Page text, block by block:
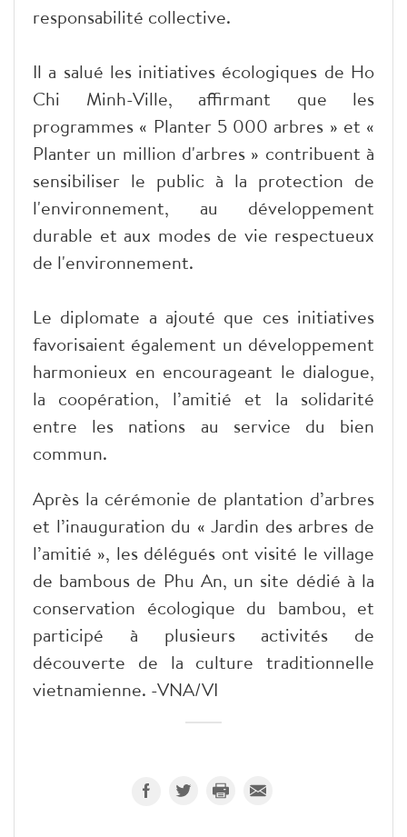
responsabilité collective.
Il a salué les initiatives écologiques de Ho
Chi Minh-Ville, affirmant que les
programmes « Planter 5 000 arbres » et «
Planter un million d'arbres » contribuent à
sensibiliser le public à la protection de
l'environnement, au développement
durable et aux modes de vie respectueux
de l'environnement.
Le diplomate a ajouté que ces initiatives
favorisaient également un développement
harmonieux en encourageant le dialogue,
la coopération, l’amitié et la solidarité
entre les nations au service du bien
commun.
Après la cérémonie de plantation d’arbres
et l’inauguration du « Jardin des arbres de
l’amitié », les délégués ont visité le village
de bambous de Phu An, un site dédié à la
conservation écologique du bambou, et
participé à plusieurs activités de
découverte de la culture traditionnelle
vietnamienne. -VNA/VI